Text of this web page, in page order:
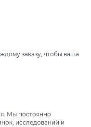
заказу, чтобы ваша
Мы постоянно
исследований и